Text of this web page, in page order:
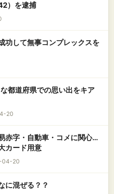
）を逮捕
功して無事コンプレックスを
都道府県での思い出をキア
20
赤字・自動車・コメに関心…
カード用意
04-20
に混ぜる？？